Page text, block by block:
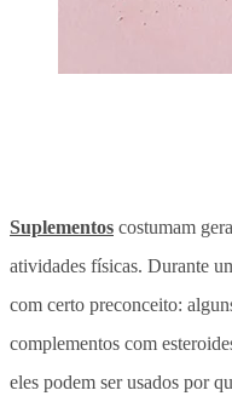
Suplementos costumam
atividades físicas. Durante
com certo preconceito:
complementos com
eles podem ser usados por